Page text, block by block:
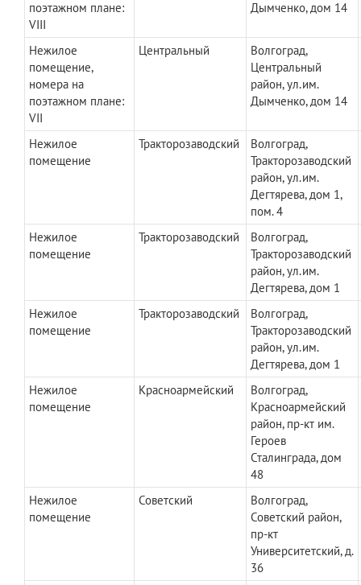
поэтажном плане:
VIII
Дымченко, дом 14
Нежилое
помещение,
номера на
поэтажном плане:
VII
Центральный
Волгоград,
Центральный
район, ул.им.
Дымченко, дом 14
Нежилое
помещение
Тракторозаводский
Волгоград,
Тракторозаводский
район, ул.им.
Дегтярева, дом 1,
пом. 4
Нежилое
помещение
Тракторозаводский
Волгоград,
Тракторозаводский
район, ул.им.
Дегтярева, дом 1
Нежилое
помещение
Тракторозаводский
Волгоград,
Тракторозаводский
район, ул.им.
Дегтярева, дом 1
Нежилое
помещение
Красноармейский
Волгоград,
Красноармейский
район, пр-кт им.
Героев
Сталинграда, дом
48
Нежилое
помещение
Советский
Волгоград,
Советский район,
пр-кт
Университетский, д.
36